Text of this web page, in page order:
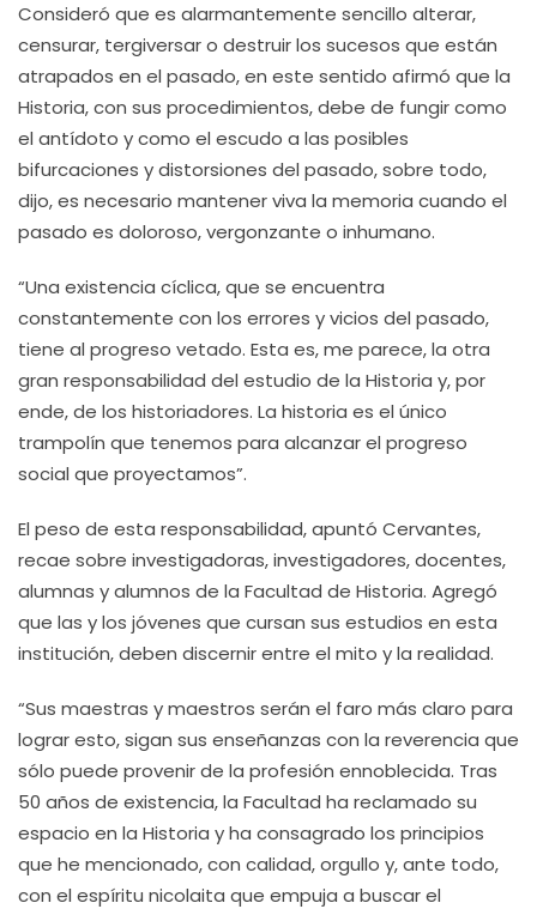
Consideró que es alarmantemente sencillo alterar,
censurar, tergiversar o destruir los sucesos que están
atrapados en el pasado, en este sentido afirmó que la
Historia, con sus procedimientos, debe de fungir como
el antídoto y como el escudo a las posibles
bifurcaciones y distorsiones del pasado, sobre todo,
dijo, es necesario mantener viva la memoria cuando el
pasado es doloroso, vergonzante o inhumano.
“Una existencia cíclica, que se encuentra
constantemente con los errores y vicios del pasado,
tiene al progreso vetado. Esta es, me parece, la otra
gran responsabilidad del estudio de la Historia y, por
ende, de los historiadores. La historia es el único
trampolín que tenemos para alcanzar el progreso
social que proyectamos”.
El peso de esta responsabilidad, apuntó Cervantes,
recae sobre investigadoras, investigadores, docentes,
alumnas y alumnos de la Facultad de Historia. Agregó
que las y los jóvenes que cursan sus estudios en esta
institución, deben discernir entre el mito y la realidad.
“Sus maestras y maestros serán el faro más claro para
lograr esto, sigan sus enseñanzas con la reverencia que
sólo puede provenir de la profesión ennoblecida. Tras
50 años de existencia, la Facultad ha reclamado su
espacio en la Historia y ha consagrado los principios
que he mencionado, con calidad, orgullo y, ante todo,
con el espíritu nicolaita que empuja a buscar el